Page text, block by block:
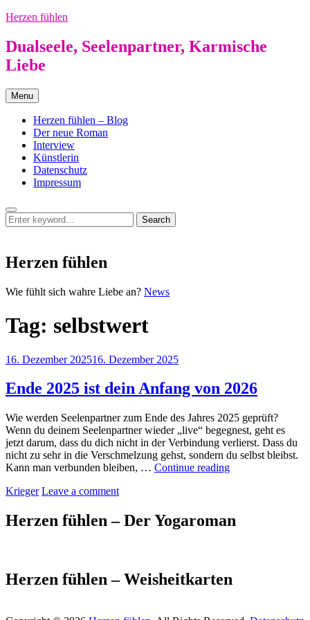
Skip
content
Herzen fühlen
Dualseele, Seelenpartner, Karmische
Liebe
Menu
Herzen fühlen – Blog
Der neue Roman
Interview
Künstlerin
Datenschutz
Impressum
Search
Search
for:
Search
Herzen fühlen
Wie fühlt sich wahre Liebe an? NewsHerzen
Tag: selbstwert
Posted
16. Dezember 202516. Dezember 2025
Ende 2025 ist dein Anfang von 2026
Wie werden Seelenpartner zum Ende des Jahres 2025 geprüft?
Wenn du deinem Seelenpartner wieder „live“ begegnest, geht es
jetzt darum, dass du dich nicht in der Verbindung verlierst. Dass du
nicht zu sehr in die Verschmelzung gehst, sondern du selbst bleibst.
Kann man verbunden bleiben, … Continue readingEnde
Anfang
von
by
Krieger Leave a comment
Herzen fühlen – Der Yogaroman
Herzen fühlen – Weisheitkarten